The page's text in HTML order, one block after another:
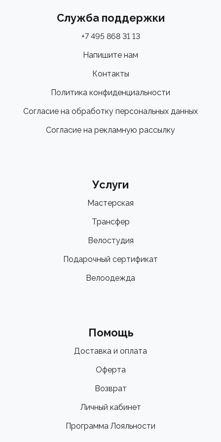
Оформите заказ онлайн с удобной доставкой в
интернет-магазине "Велоспорт" или загляните в один
готовы показать аксессуары вживую, провести
профессиональную консультацию и помочь с
Служба поддержки
+7 495 868 31 13
Напишите нам
Контакты
Политика конфиденциальности
Согласие на обработку персональных данных
Согласие на рекламную рассылку
Услуги
Мастерская
Трансфер
Велостудия
Подарочный сертификат
Велоодежда
Помощь
Доставка и оплата
Оферта
Возврат
Личный кабинет
Программа Лояльности